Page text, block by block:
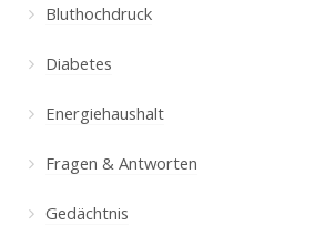
Bluthochdruck
Diabetes
Energiehaushalt
Fragen & Antworten
Gedächtnis